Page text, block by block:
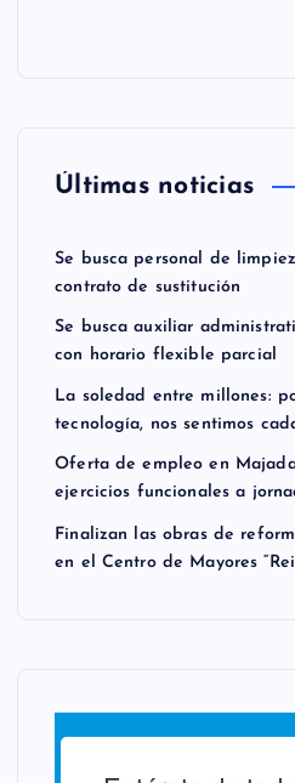
Últimas noticias
Se busca personal de
contrato de sustitución
Se busca auxiliar
con horario flexible parcial
La soledad entre millones:
tecnología, nos sentimos
Oferta de empleo en
ejercicios funcionales a
Finalizan las obras de
en el Centro de Mayores